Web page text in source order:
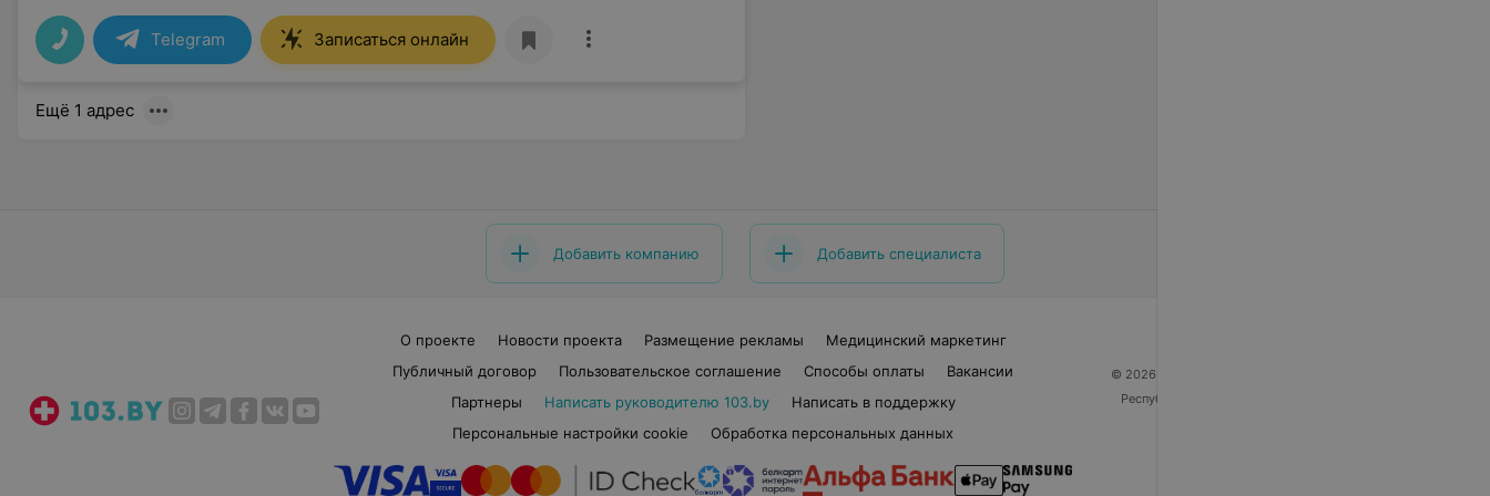
Telegram Записаться онлайн
Ещё 1 адрес
Добавить компанию Добавить специалиста
О проекте Новости проекта Размещение рекламы
Медицинский маркетинг
Публичный договор
Пользовательское соглашение Способы оплаты
Вакансии
Партнеры
Написать руководителю 103.by
Написать в поддержку
Персональные настройки cookie
Обработка персональных данных
© 2026 ООО «Артокс Лаб», УНП 191700409
Республика Беларусь, г. Минск, улица Толбухина, 2,